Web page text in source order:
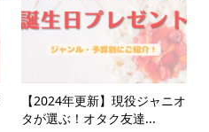
【2024年更新】現役ジャニオ
タが選ぶ！オタク友達...